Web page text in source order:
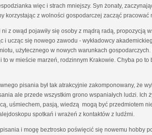
więc i strach mniejszy. Syn żonaty,
korzystając z wolności gospodarczej zacząć pracować
z owąd pojawiły się osoby z mądrą radą, propozycją
i ucząc się nowego zawodu - wykładowcy
użytecznego w nowych warunkach
w mieście marzeń, rodzinnym Krakowie. Chyba po
pisania był tak atrakcyjnie zakomponowany, że
ale przede wszystkim grono wspaniałych ludzi.
uśmiechem, pasją, wiedzą mogą być przedmiotem
spotkań i wrażeń z kontaktów z ludźmi.
i mogę beztrosko poświęcić się nowemu hobby